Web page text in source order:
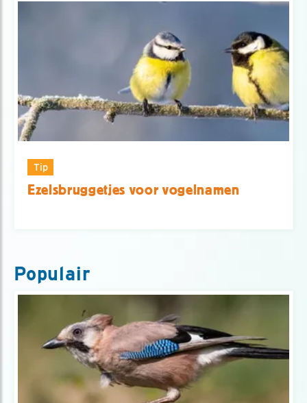
Tip
Ezelsbruggetjes voor vogelnamen
Populair